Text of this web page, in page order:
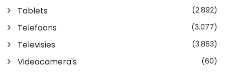
Tablets (2.892)
Telefoons (3.077)
Televisies (3.863)
Videocamera's (60)